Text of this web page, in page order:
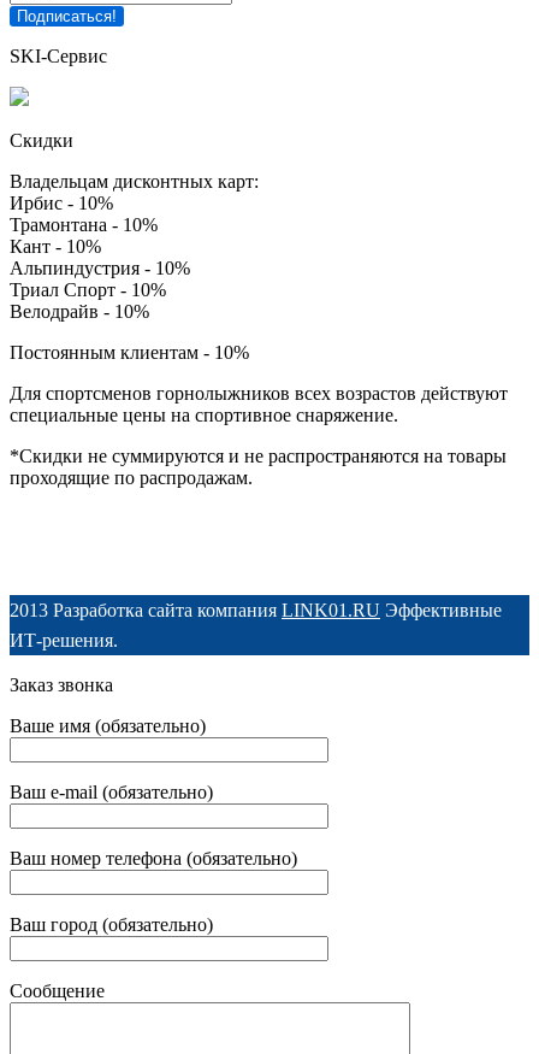
SKI-Сервис
Скидки
Владельцам дисконтных карт:
Ирбис - 10%
Трамонтана - 10%
Кант - 10%
Альпиндустрия - 10%
Триал Спорт - 10%
Велодрайв - 10%
Постоянным клиентам - 10%
Для спортсменов горнолыжников всех возрастов действуют
специальные цены на спортивное снаряжение.
*Скидки не суммируются и не распространяются на товары
проходящие по распродажам.
2013 Разработка сайта компания LINK01.RU Эффективные
ИТ-решения.
Заказ звонка
Ваше имя (обязательно)
Ваш e-mail (обязательно)
Ваш номер телефона (обязательно)
Ваш город (обязательно)
Сообщение